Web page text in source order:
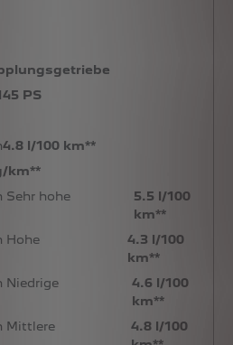
PS
4.8 l/100 km**
km**
Sehr hohe
5.5 l/100
km**
Hohe
4.3 l/100
km**
Niedrige
4.6 l/100
km**
Mittlere
4.8 l/100